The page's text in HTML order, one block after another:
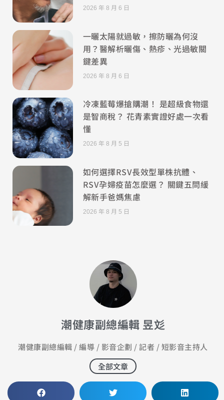
2026 年 8 月 6 日
一曬太陽就過敏，擦防曬為何沒
用？醫解析曬傷、熱疹、光過敏關
鍵差異
2026 年 8 月 6 日
冷凍藍莓爆搶購潮！ 是超級食物還
是智商稅？ 花青素實證好處一次看
懂
2026 年 8 月 5 日
如何選擇RSV長效型單株抗體、
RSV孕婦疫苗怎麼選？ 關鍵五問緩
解新手爸媽焦慮
2026 年 8 月 5 日
潮健康副總編輯 昱彣
潮健康副總編輯 / 編導 / 影音企劃 / 記者 / 短影音主持人
全部文章